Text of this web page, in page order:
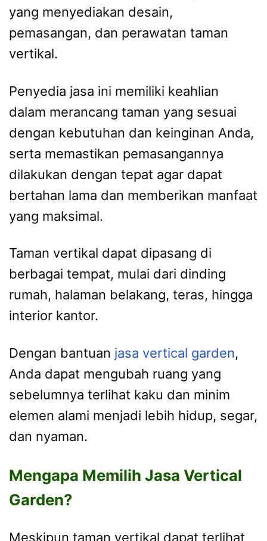
yang menyediakan desain,
pemasangan, dan perawatan taman
vertikal.
Penyedia jasa ini memiliki keahlian
dalam merancang taman yang sesuai
dengan kebutuhan dan keinginan Anda,
serta memastikan pemasangannya
dilakukan dengan tepat agar dapat
bertahan lama dan memberikan manfaat
yang maksimal.
Taman vertikal dapat dipasang di
berbagai tempat, mulai dari dinding
rumah, halaman belakang, teras, hingga
interior kantor.
Dengan bantuan jasa vertical garden,
Anda dapat mengubah ruang yang
sebelumnya terlihat kaku dan minim
elemen alami menjadi lebih hidup, segar,
dan nyaman.
Mengapa Memilih Jasa Vertical
Garden?
Meskipun taman vertikal dapat terlihat